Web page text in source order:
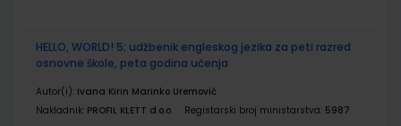
HELLO, WORLD! 5; udžbenik engleskog jezika za peti razred
osnovne škole, peta godina učenja
Autor(i): Ivana Kirin Marinko Uremović
Nakladnik: PROFIL KLETT d.o.o. Registarski broj ministarstva: 5987